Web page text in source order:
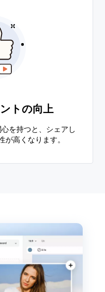
トの向上
を持つと、シェアし
が高くなります。